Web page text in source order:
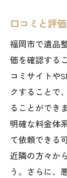
口コミと評
福岡市で遺品
価を確認する
コミサイトや
クすることで
ることができ
明確な料金体
て依頼できる
近隣の方々か
う。さらに、